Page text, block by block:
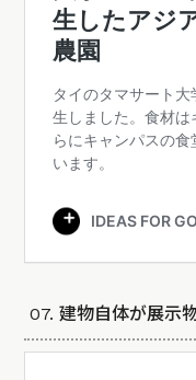
07. 建物自体が展示